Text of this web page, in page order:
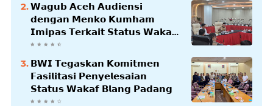
𝗪𝗮𝗴𝘂𝗯 𝗔𝗰𝗲𝗵 𝗔𝘂𝗱𝗶𝗲𝗻𝘀𝗶
𝗱𝗲𝗻𝗴𝗮𝗻 𝗠𝗲𝗻𝗸𝗼 𝗞𝘂𝗺𝗵𝗮𝗺
𝗜𝗺𝗶𝗽𝗮𝘀 𝗧𝗲𝗿𝗸𝗮𝗶𝘁 𝗦𝘁𝗮𝘁𝘂𝘀 𝗪𝗮𝗸𝗮𝗳
𝗕𝗹𝗮𝗻𝗴𝗽𝗮𝗱𝗮𝗻𝗴
𝗕𝗪𝗜 𝗧𝗲𝗴𝗮𝘀𝗸𝗮𝗻 𝗞𝗼𝗺𝗶𝘁𝗺𝗲𝗻
𝗙𝗮𝘀𝗶𝗹𝗶𝘁𝗮𝘀𝗶 𝗣𝗲𝗻𝘆𝗲𝗹𝗲𝘀𝗮𝗶𝗮𝗻
𝗦𝘁𝗮𝘁𝘂𝘀 𝗪𝗮𝗸𝗮𝗳 𝗕𝗹𝗮𝗻𝗴 𝗣𝗮𝗱𝗮𝗻𝗴